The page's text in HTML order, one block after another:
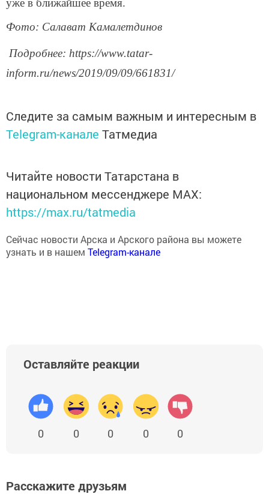
Фото: Салават Камалетдинов
Подробнее: https://www.tatar-
inform.ru/news/2019/09/09/661831/
Следите за самым важным и интересным в
Telegram-канале Татмедиа
Читайте новости Татарстана в
национальном мессенджере MАХ:
https://max.ru/tatmedia
Сейчас новости Арска и Арского района вы можете
узнать и в нашем Telegram-канале
Оставляйте реакции
0 0 0 0 0
Расскажите друзьям